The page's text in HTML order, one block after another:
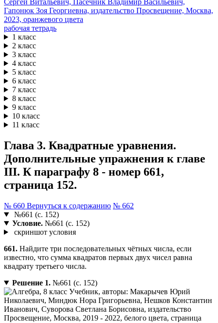
рабочая тетрадь
1 класс
2 класс
3 класс
4 класс
5 класс
6 класс
7 класс
8 класс
9 класс
10 класс
11 класс
Глава 3. Квадратные уравнения.
Дополнительные упражнения к главе
III. К параграфу 8 - номер 661,
страница 152.
№ 660 Вернуться к содержанию № 662
№661 (с. 152)
Условие.№661 (с. 152)
скриншот условия
661. Найдите три последовательных чётных числа, если
известно, что сумма квадратов первых двух чисел равна
квадрату третьего числа.
Решение 1.№661 (с. 152)